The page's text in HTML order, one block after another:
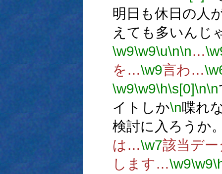
明日も休日の人
えても多いんじ
\w9\w9\u\n\n…
を…\w9言わ…
\w9\w9\h\s[0]\n\n
イトしか\n喋れ
検討に入ろうか
は…\w7該当デ
します…\w9\w9